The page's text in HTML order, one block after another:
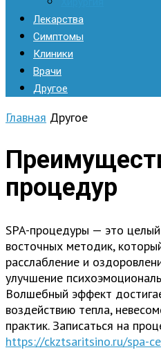
Лекарства
Симптомы
Клиники
Врачи
Другое
Главная Другое
процедур
SPA-процедуры — это
восточных методик,
расслабление и
улучшение
Волшебный эффект
воздействию тепла,
практик. Записаться на
https://ckztsaritsino.ru/spa-